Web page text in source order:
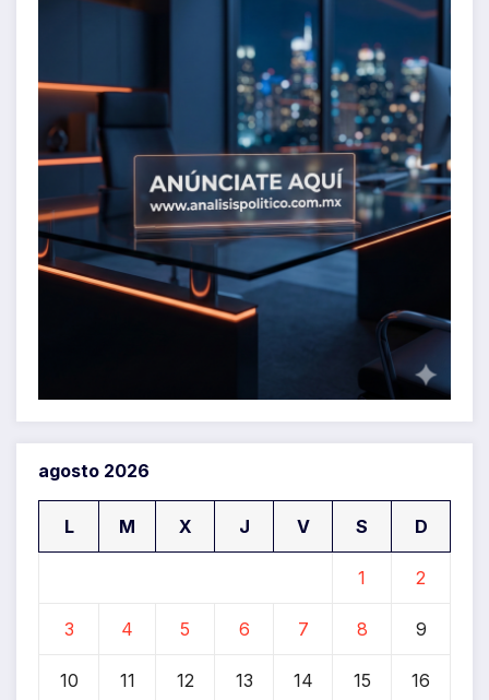
agosto 2026
L M X J V S D
1 2
3 4 5 6 7 8 9
10 11 12 13 14 15 16